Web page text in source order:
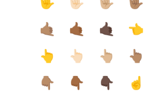
🤙🏽
🤙🏾 🤙🏿 👈
👆
👆🏻 👆🏼 👆🏽
👇🏽
👇🏾 👇🏿 ☝️